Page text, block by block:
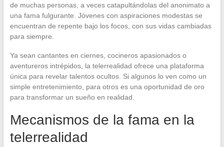
de muchas personas, a veces catapultándolas del anonimato a
una fama fulgurante. Jóvenes con aspiraciones modestas se
encuentran de repente bajo los focos, con sus vidas cambiadas
para siempre.
Ya sean cantantes en ciernes, cocineros apasionados o
aventureros intrépidos, la telerrealidad ofrece una plataforma
única para revelar talentos ocultos. Si algunos lo ven como un
simple entretenimiento, para otros es una oportunidad de oro
para transformar un sueño en realidad.
Mecanismos de la fama en la
telerrealidad